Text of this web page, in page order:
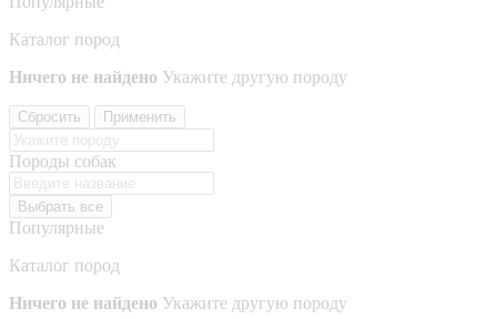
Каталог пород
Ничего не найдено Укажите другую породу
Сбросить Применить
Породы собак
Выбрать все
Популярные
Каталог пород
Ничего не найдено Укажите другую породу